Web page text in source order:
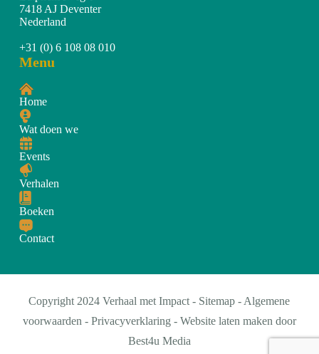
7418 AJ Deventer
Nederland
+31 (0) 6 108 08 010
Menu
Home
Wat doen we
Events
Verhalen
Boeken
Contact
Copyright 2024 Verhaal met Impact - Sitemap - Algemene
voorwaarden - Privacyverklaring - Website laten maken door
Best4u Media